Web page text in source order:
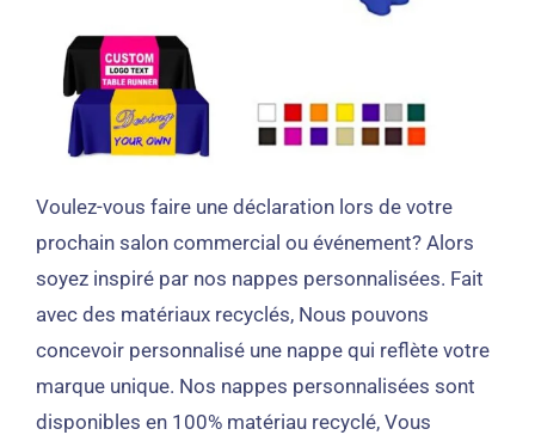
Voulez-vous faire une déclaration lors de votre
prochain salon commercial ou événement? Alors
soyez inspiré par nos nappes personnalisées. Fait
avec des matériaux recyclés, Nous pouvons
concevoir personnalisé une nappe qui reflète votre
marque unique. Nos nappes personnalisées sont
disponibles en 100% matériau recyclé, Vous